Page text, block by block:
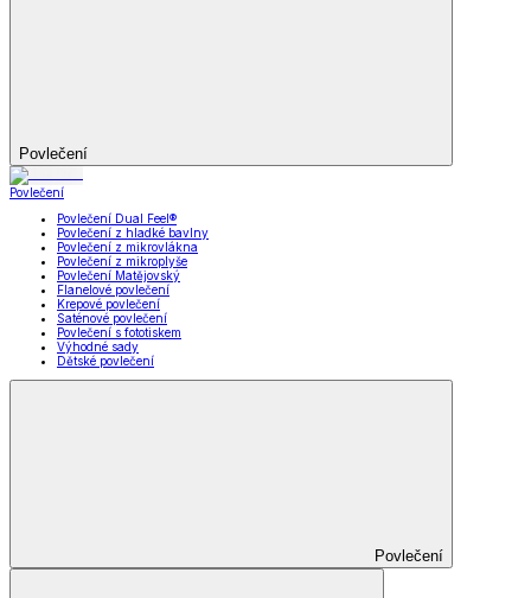
Povlečení
Povlečení
Povlečení Dual Feel®
Povlečení z hladké bavlny
Povlečení z mikrovlákna
Povlečení z mikroplyše
Povlečení Matějovský
Flanelové povlečení
Krepové povlečení
Saténové povlečení
Povlečení s fototiskem
Výhodné sady
Dětské povlečení
Povlečení